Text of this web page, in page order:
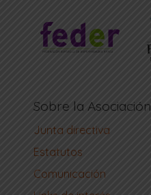
Sobre la Asociación
Junta directiva
Estatutos
Comunicación